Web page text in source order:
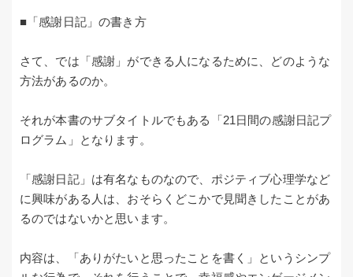
■「感謝日記」の書き方
さて、では「感謝」ができる人になるために、どのような
方法があるのか。
それが本書のサブタイトルでもある「21日間の感謝日記プ
ログラム」となります。
「感謝日記」は有名なものなので、ポジティブ心理学など
に興味がある人は、おそらくどこかで見聞きしたことがあ
るのではないかと思います。
内容は、「ありがたいと思ったことを書く」というシンプ